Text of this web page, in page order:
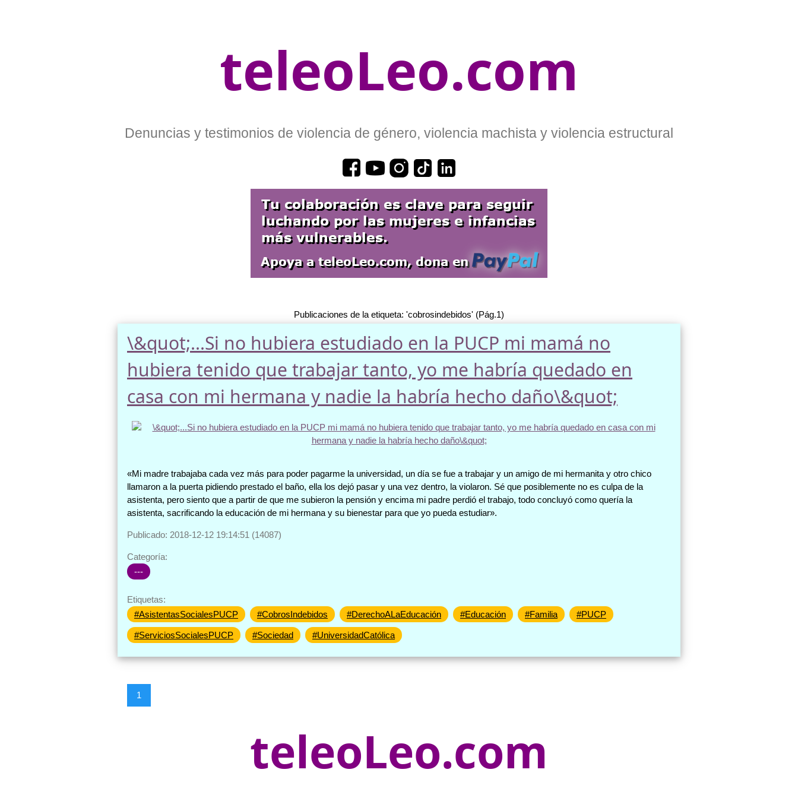
teleoLeo.com
Denuncias y testimonios de violencia de género, violencia machista y violencia estructural
Publicaciones de la etiqueta: 'cobrosindebidos' (Pág.1)
\&quot;...Si no hubiera estudiado en la PUCP mi mamá no
hubiera tenido que trabajar tanto, yo me habría quedado en
casa con mi hermana y nadie la habría hecho daño\&quot;
«Mi madre trabajaba cada vez más para poder pagarme la universidad, un día se fue a trabajar y un amigo de mi hermanita y otro chico
llamaron a la puerta pidiendo prestado el baño, ella los dejó pasar y una vez dentro, la violaron. Sé que posiblemente no es culpa de la
asistenta, pero siento que a partir de que me subieron la pensión y encima mi padre perdió el trabajo, todo concluyó como quería la
asistenta, sacrificando la educación de mi hermana y su bienestar para que yo pueda estudiar».
Publicado: 2018-12-12 19:14:51 (14087)
Categoría:
---
Etiquetas:
#AsistentasSocialesPUCP
#CobrosIndebidos #DerechoALaEducación #Educación #Familia #PUCP
#ServiciosSocialesPUCP #Sociedad #UniversidadCatólica
1
teleoLeo.com